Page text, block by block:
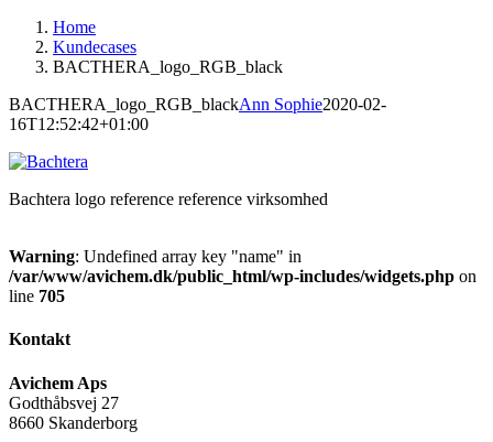
Home
Kundecases
BACTHERA_logo_RGB_black
BACTHERA_logo_RGB_blackAnn Sophie2020-02-
16T12:52:42+01:00
Bachtera logo reference reference virksomhed
Warning: Undefined array key "name" in
/var/www/avichem.dk/public_html/wp-includes/widgets.php on
line 705
Kontakt
Avichem Aps
Godthåbsvej 27
8660 Skanderborg